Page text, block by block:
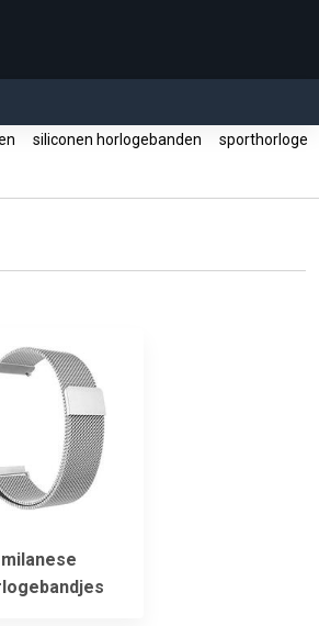
siliconen horlogebanden
sporthorloge
milanese